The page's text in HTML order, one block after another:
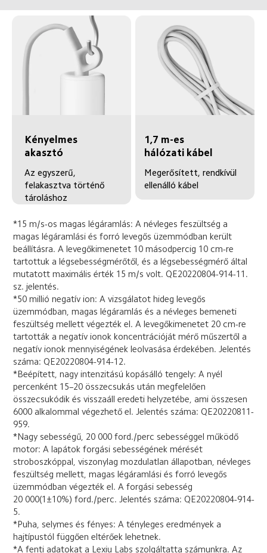
Kényelmes
akasztó
Az egyszerű,
felakasztva történő
tároláshoz
1,7 m-es
hálózati kábel
Megerősített, rendkívül
ellenálló kábel
*15 m/s-os magas légáramlás: A névleges feszültség a
magas légáramlási és forró levegős üzemmódban került
beállításra. A levegőkimenetet 10 másodpercig 10 cm-re
tartottuk a légsebességmérőtől, és a légsebességmérő által
mutatott maximális érték 15 m/s volt. QE20220804-914-11.
sz. jelentés.
*50 millió negatív ion: A vizsgálatot hideg levegős
üzemmódban, magas légáramlás és a névleges bemeneti
feszültség mellett végezték el. A levegőkimenetet 20 cm-re
tartották a negatív ionok koncentrációját mérő műszertől a
negatív ionok mennyiségének leolvasása érdekében. Jelentés
száma: QE20220804-914-12.
*Beépített, nagy intenzitású kopásálló tengely: A nyél
percenként 15–20 összecsukás után megfelelően
összecsukódik és visszaáll eredeti helyzetébe, ami összesen
6000 alkalommal végezhető el. Jelentés száma: QE20220811-
959.
*Nagy sebességű, 20 000 ford./perc sebességgel működő
motor: A lapátok forgási sebességének mérését
stroboszkóppal, viszonylag mozdulatlan állapotban, névleges
feszültség mellett, magas légáramlási és forró levegős
üzemmódban végezték el. A forgási sebesség
20 000(1±10%) ford./perc. Jelentés száma: QE20220804-914-
5.
*Puha, selymes és fényes: A tényleges eredmények a
hajtípustól függően eltérőek lehetnek.
*A fenti adatokat a Lexiu Labs szolgáltatta számunkra. Az